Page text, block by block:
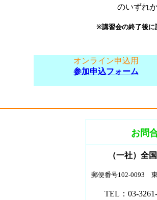
のいずれ
※講習会の終了後
オンライン申込用
参加申込フォーム
お問
（一社）全
郵便番号102-0093
TEL：03-